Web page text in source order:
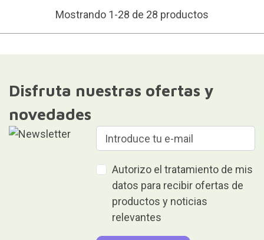
Mostrando 1-28 de 28 productos
Disfruta nuestras ofertas y
novedades
Autorizo el tratamiento de mis
datos para recibir ofertas de
productos y noticias
relevantes